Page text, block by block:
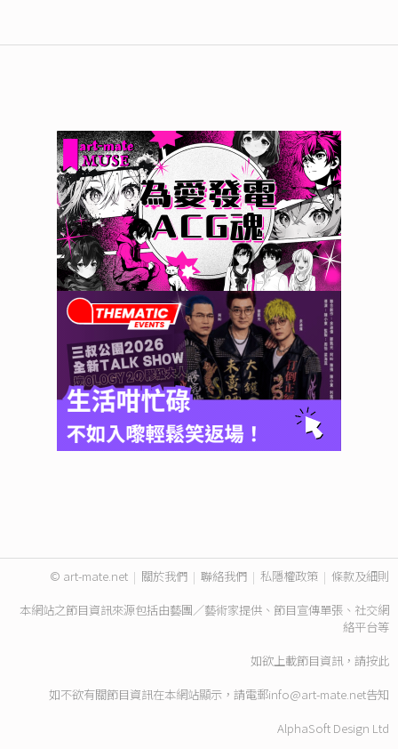
© art-mate.net | 關於我們 | 聯絡我們 | 私隱權政策 | 條款及細則
本網站之節目資訊來源包括由藝團／藝術家提供、節目宣傳單張、社交網
絡平台等
如欲上載節目資訊，請按此
如不欲有關節目資訊在本網站顯示，請電郵info@art-mate.net告知
AlphaSoft Design Ltd